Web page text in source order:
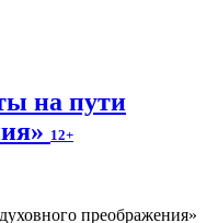
на пути
12+